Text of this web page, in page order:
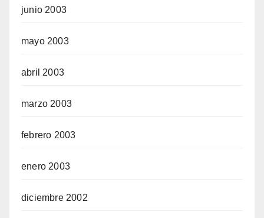
junio 2003
mayo 2003
abril 2003
marzo 2003
febrero 2003
enero 2003
diciembre 2002